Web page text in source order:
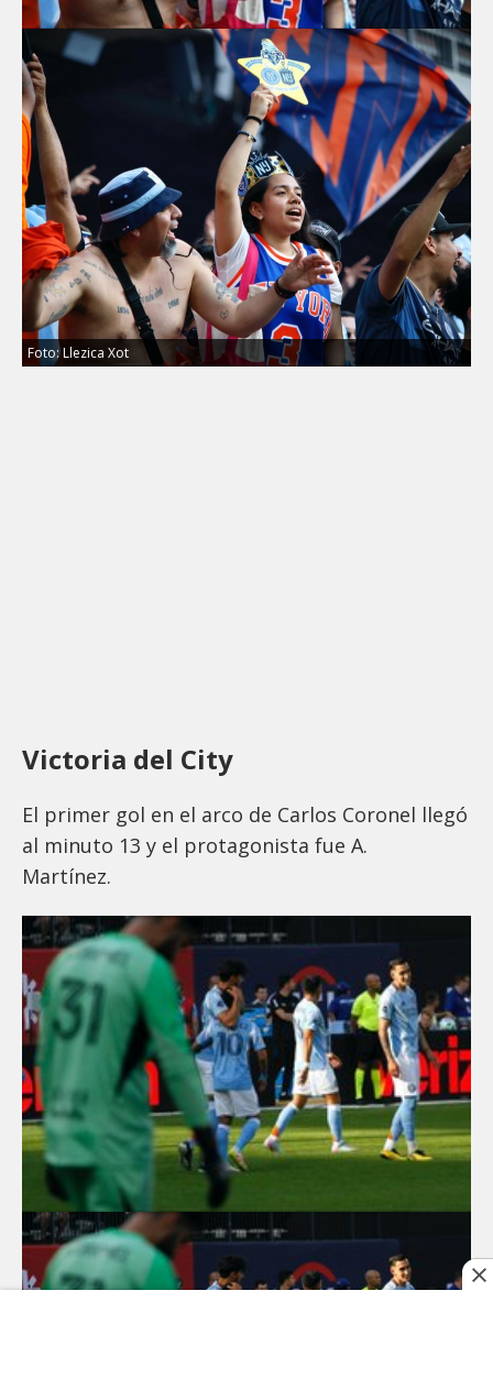
Foto: Llezica Xot
Victoria del City
El primer gol en el arco de Carlos Coronel llegó
al minuto 13 y el protagonista fue A.
Martínez.